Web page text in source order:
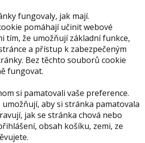
fungovaly, jak mají.
pomáhají učinit webové
tím, že umožňují základní funkce,
a přístup k zabezpečeným
Bez těchto souborů cookie
fungovat.
si pamatovali vaše preference.
aby si stránka pamatovala
jak se stránka chová nebo
obsah košíku, zemi, ze